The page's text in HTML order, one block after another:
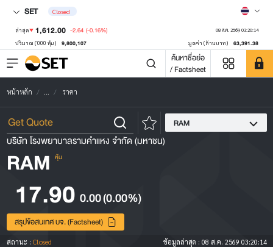
SET Closed
ล่าสุด 1,612.00 -2.64 (-0.16%) 08 ส.ค. 2569 03:20:14
ปริมาณ ('000 หุ้น) 9,800,107 มูลค่า (ล้านบาท) 63,391.38
ค้นหาชื่อย่อ
/ Factsheet
หน้าหลัก ... ราคา
RAM
บริษัท โรงพยาบาลรามคำแหง จำกัด (มหาชน)
RAM หุ้น
17.90 0.00(0.00%)
สรุปข้อสนเทศ บจ. (Factsheet)
สถานะ : Closed ข้อมูลล่าสุด : 08 ส.ค. 2569 03:20:14